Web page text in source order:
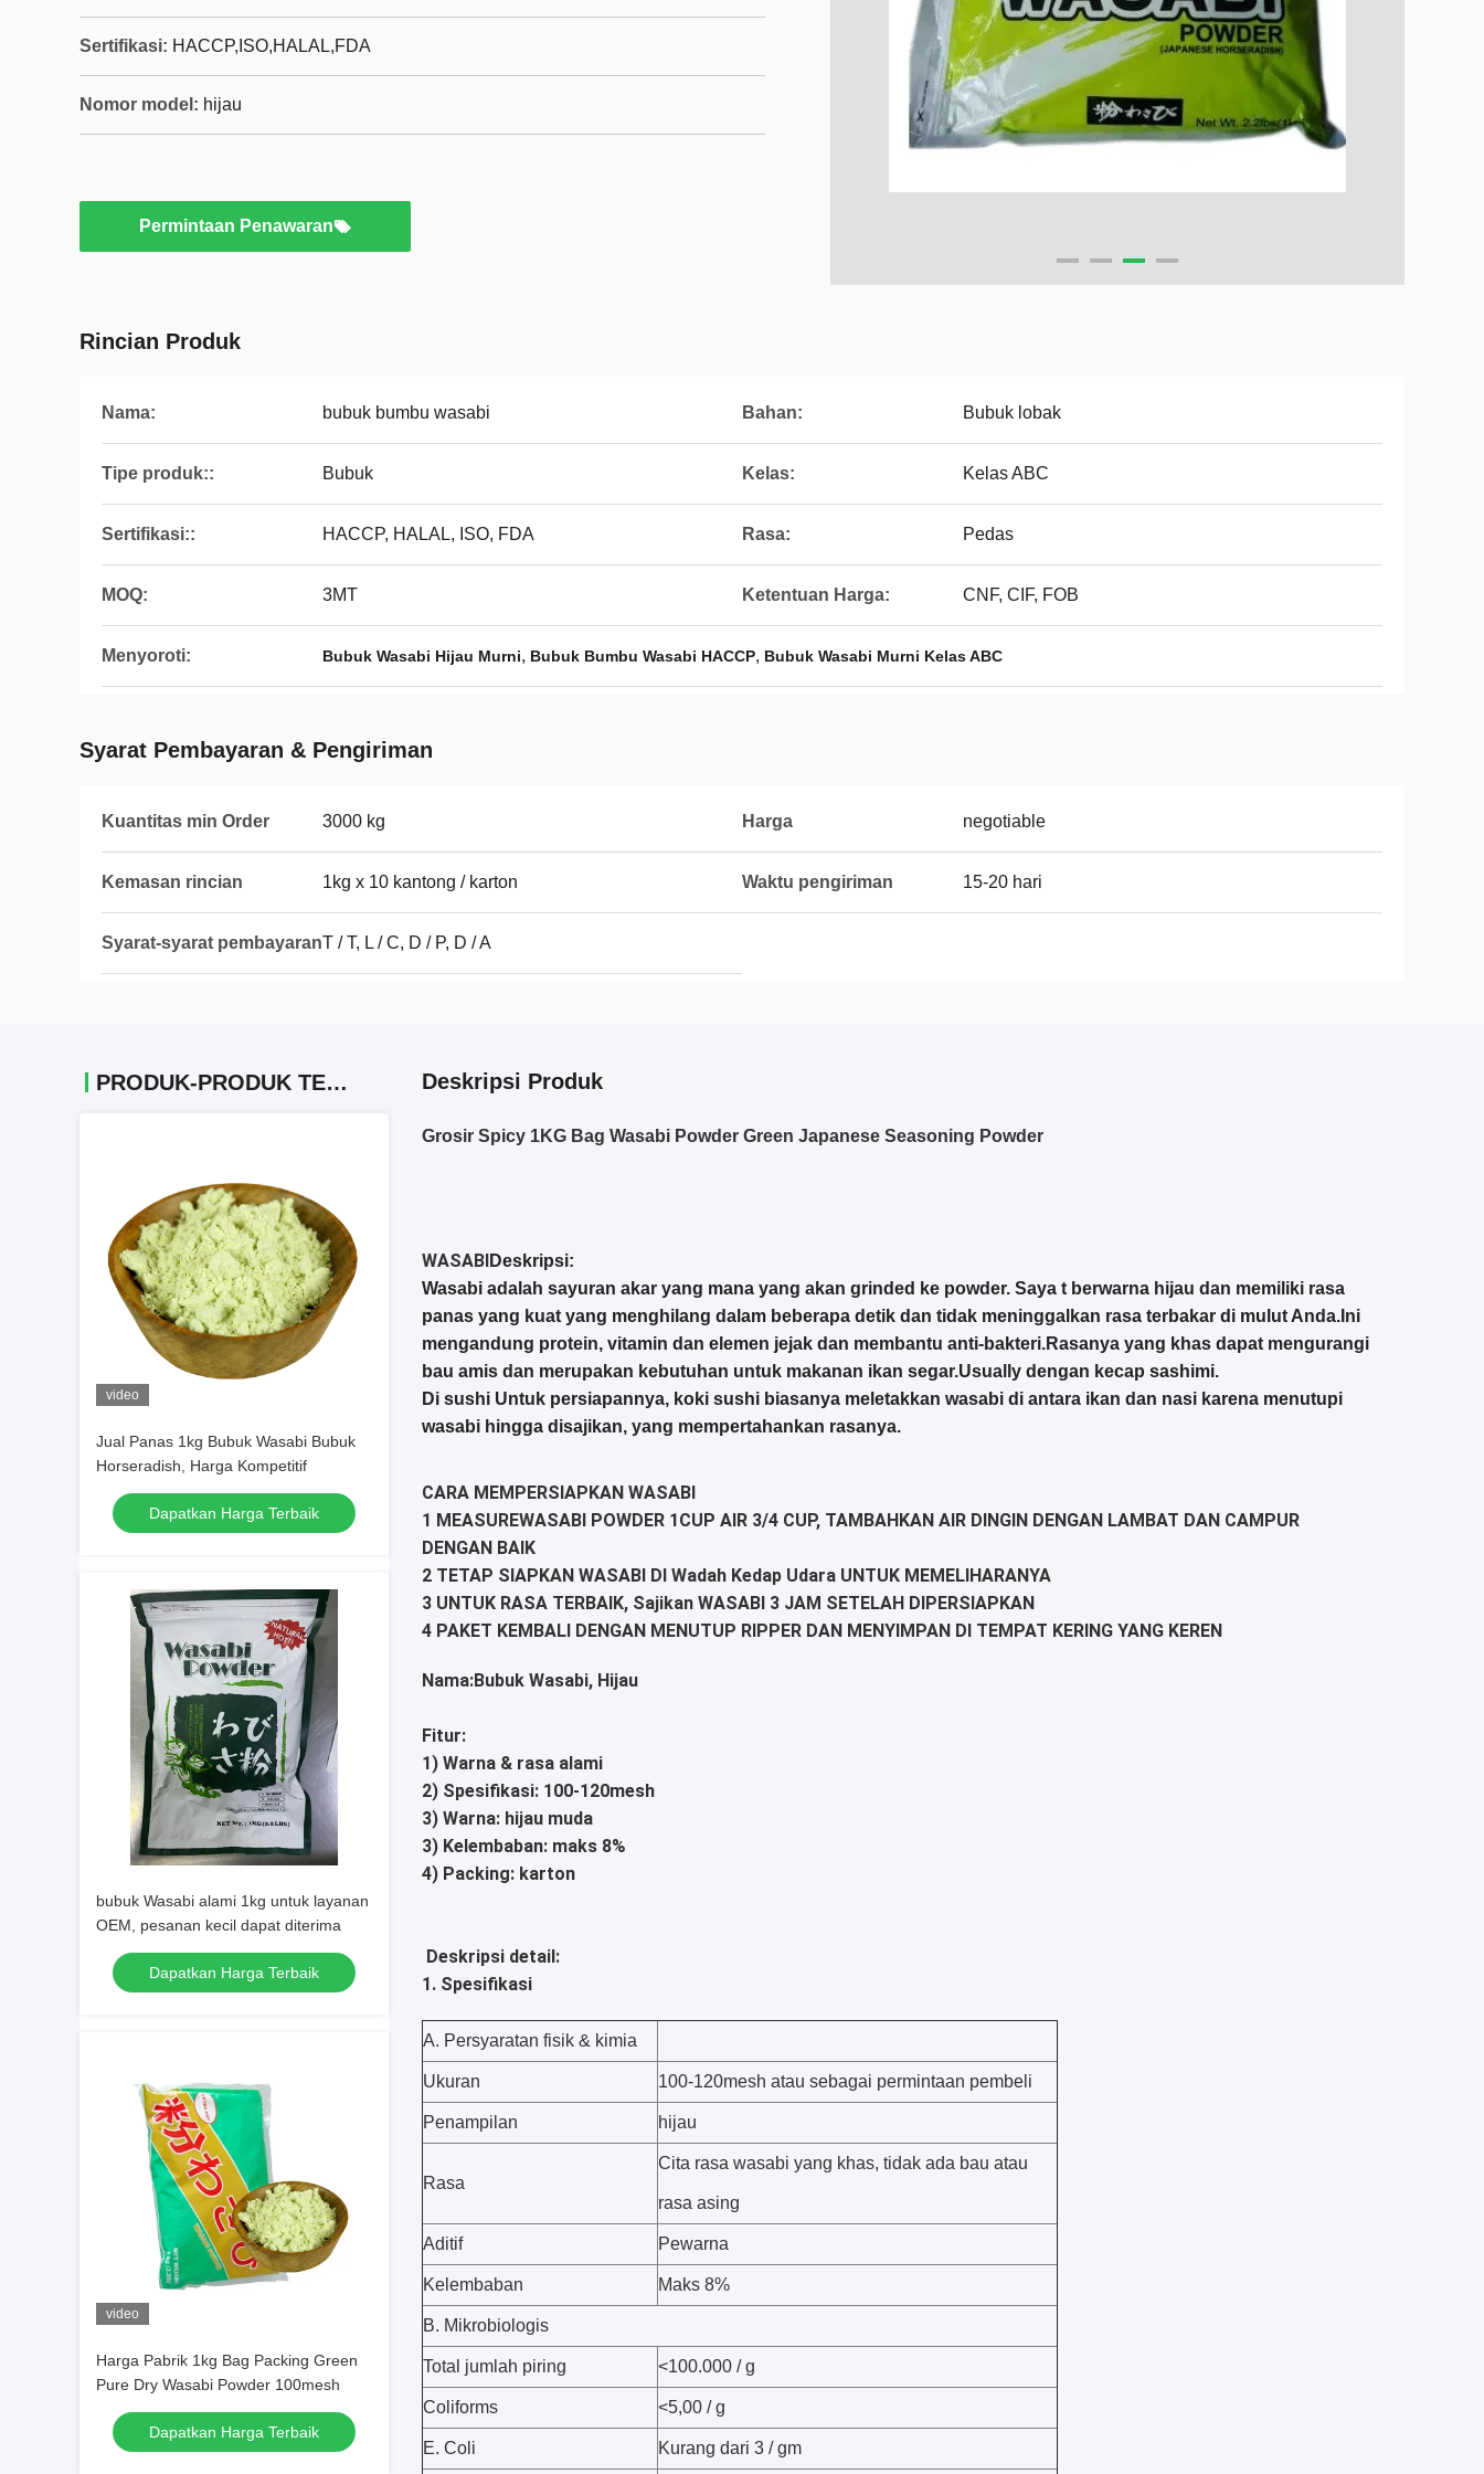
Sertifikasi: HACCP,ISO,HALAL,FDA
Nomor model: hijau
Permintaan Penawaran
Rincian Produk
Nama: bubuk bumbu wasabi Bahan: Bubuk lobak
Tipe produk:: Bubuk Kelas: Kelas ABC
Sertifikasi:: HACCP, HALAL, ISO, FDA Rasa: Pedas
MOQ: 3MT Ketentuan Harga: CNF, CIF, FOB
Menyoroti: Bubuk Wasabi Hijau Murni, Bubuk Bumbu Wasabi HACCP, Bubuk Wasabi Murni Kelas ABC
Syarat Pembayaran & Pengiriman
Kuantitas min Order 3000 kg Harga negotiable
Kemasan rincian 1kg x 10 kantong / karton Waktu pengiriman 15-20 hari
Syarat-syarat pembayaranT / T, L / C, D / P, D / A
PRODUK-PRODUK TERKAIT
video
Jual Panas 1kg Bubuk Wasabi Bubuk
Horseradish, Harga Kompetitif
Dapatkan Harga Terbaik
bubuk Wasabi alami 1kg untuk layanan
OEM, pesanan kecil dapat diterima
Dapatkan Harga Terbaik
video
Harga Pabrik 1kg Bag Packing Green
Pure Dry Wasabi Powder 100mesh
Dapatkan Harga Terbaik
Deskripsi Produk
Grosir Spicy 1KG Bag Wasabi Powder Green Japanese Seasoning Powder
WASABIDeskripsi:
Wasabi adalah sayuran akar yang mana yang akan grinded ke powder. Saya t berwarna hijau dan memiliki rasa
panas yang kuat yang menghilang dalam beberapa detik dan tidak meninggalkan rasa terbakar di mulut Anda.Ini
mengandung protein, vitamin dan elemen jejak dan membantu anti-bakteri.Rasanya yang khas dapat mengurangi
bau amis dan merupakan kebutuhan untuk makanan ikan segar.Usually dengan kecap sashimi.
Di sushi Untuk persiapannya, koki sushi biasanya meletakkan wasabi di antara ikan dan nasi karena menutupi
wasabi hingga disajikan, yang mempertahankan rasanya.
CARA MEMPERSIAPKAN WASABI
1 MEASUREWASABI POWDER 1CUP AIR 3/4 CUP, TAMBAHKAN AIR DINGIN DENGAN LAMBAT DAN CAMPUR
DENGAN BAIK
2 TETAP SIAPKAN WASABI DI Wadah Kedap Udara UNTUK MEMELIHARANYA
3 UNTUK RASA TERBAIK, Sajikan WASABI 3 JAM SETELAH DIPERSIAPKAN
4 PAKET KEMBALI DENGAN MENUTUP RIPPER DAN MENYIMPAN DI TEMPAT KERING YANG KEREN
Nama:Bubuk Wasabi, Hijau
Fitur:
1) Warna & rasa alami
2) Spesifikasi: 100-120mesh
3) Warna: hijau muda
3) Kelembaban: maks 8%
4) Packing: karton
Deskripsi detail:
1. Spesifikasi
A. Persyaratan fisik & kimia
Ukuran 100-120mesh atau sebagai permintaan pembeli
Penampilan hijau
Rasa
Cita rasa wasabi yang khas, tidak ada bau atau
rasa asing
Aditif Pewarna
Kelembaban Maks 8%
B. Mikrobiologis
Total jumlah piring <100.000 / g
Coliforms <5,00 / g
E. Coli Kurang dari 3 / gm